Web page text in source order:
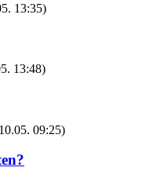
13:35)
13:48)
09:25)